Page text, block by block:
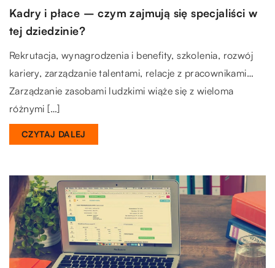
Kadry i płace – czym zajmują się specjaliści w
tej dziedzinie?
Rekrutacja, wynagrodzenia i benefity, szkolenia, rozwój
kariery, zarządzanie talentami, relacje z pracownikami…
Zarządzanie zasobami ludzkimi wiąże się z wieloma
różnymi […]
CZYTAJ DALEJ